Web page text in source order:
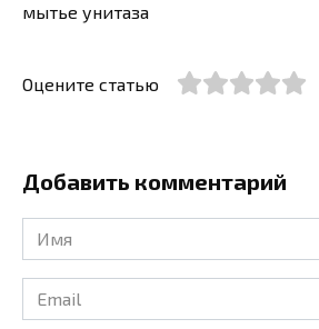
мытье унитаза
Оцените статью
Добавить комментарий
Имя
*
Email
*